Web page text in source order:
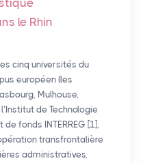
le Rhin
cinq universités du
européen (les
Mulhouse,
de Technologie
fonds INTERREG [1],
transfrontalière
administratives,